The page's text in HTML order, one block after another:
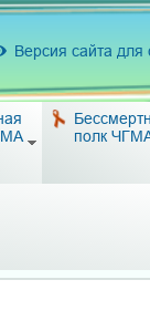
Версия сайта
полк